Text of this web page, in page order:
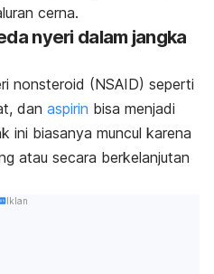
cerna.
nyeri dalam jangka
nonsteroid (NSAID) seperti
dan aspirin bisa menjadi
ini biasanya muncul karena
atau secara berkelanjutan
Iklan